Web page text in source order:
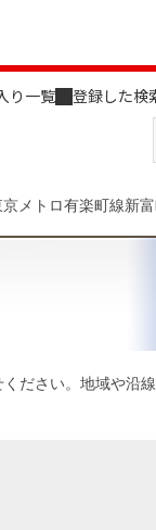
り一覧 登録した検
京メトロ有楽町線新
ださい。地域や沿